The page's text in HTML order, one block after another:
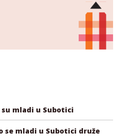
su mladi u Subotici
se mladi u Subotici druže